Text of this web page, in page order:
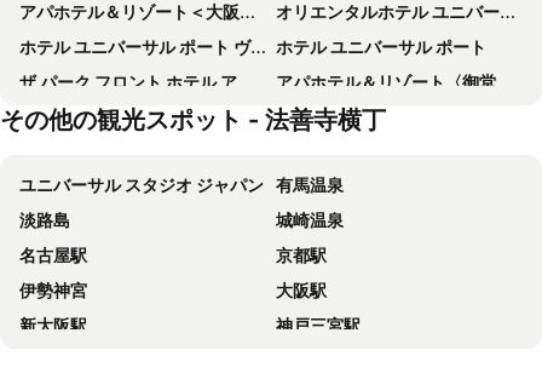
アパホテル＆リゾート＜大阪梅田駅タワー＞
オリエンタルホテル ユニバーサル・シティ
ホテル ユニバーサル ポート ヴィータ
ホテル ユニバーサル ポート
ザ パーク フロント ホテル アット ユニバーサル・スタジオ・ジャパン
アパホテル＆リゾート〈御堂筋本町駅タワー〉
アートホテル大阪ベイタワー
ラ・ジェント・ホテル大阪ベイ
クインテッサホテル大阪ベイ
天然温泉ホテルリブマックス PREMIUM 梅田 EAST
ホテル関西
大阪アカデミア
OMO7 大阪 by 星野リゾート
ホテルマイステイズ新大阪コンファレンスセンター
Rihga Royal Hotel Osaka
アパホテル〈新大阪駅タワー〉
ザ シンギュラリホテル & スカイスパ アット ユニバーサル・スタジオ・ジャパン™
アパホテル〈大阪肥後橋駅前〉
その他の観光スポット - 法善寺横丁
ユニバーサル スタジオ ジャパン 有馬温泉
淡路島
城崎温泉
名古屋駅
京都駅
伊勢神宮
大阪駅
新大阪駅
神戸三宮駅